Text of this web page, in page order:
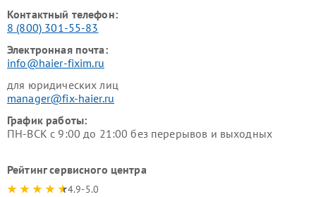
Контактный телефон:
8 (800) 301-55-83
Электронная почта:
info@haier-fixim.ru
для юридических лиц
manager@fix-haier.ru
График работы:
ПН-ВСК с 9:00 до 21:00 без перерывов и выходных
Рейтинг сервисного центра
4.9-5.0